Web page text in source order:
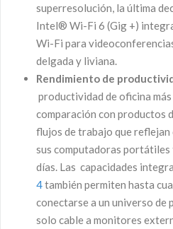
superresolución, la última
Intel® Wi-Fi 6 (Gig +)
Wi-Fi para
delgada y liviana.
Rendimiento de
productividad de oficina más
comparación con productos
flujos de trabajo que reflejan
sus computadoras portátiles
días. Las capacidades
4también permiten hasta
conectarse a un universo de
solo cable a monitores